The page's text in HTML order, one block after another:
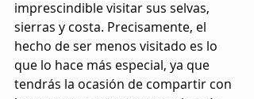
imprescindible visitar sus selvas,
sierras y costa. Precisamente, el
hecho de ser menos visitado es lo
que lo hace más especial, ya que
tendrás la ocasión de compartir con